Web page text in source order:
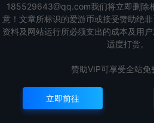
185529643@qq.com我们将立即删除
意！文章所标识的爱游币或接受赞助绝
资料及网站运行所必须支出的成本及用
适度打赏。
赞助VIP可享受全站免
立即前往